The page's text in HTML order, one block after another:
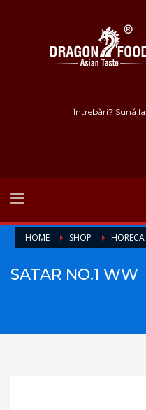
Întrebări? Sună la:
HOME SHOP HORECA
SATAR NO.1 WW